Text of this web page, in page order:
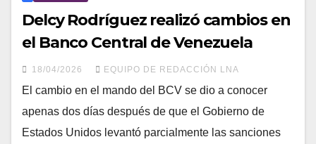
Delcy Rodríguez realizó cambios en
el Banco Central de Venezuela
18/04/2026 EQUIPO DE REDACCIÓN LNA
El cambio en el mando del BCV se dio a conocer
apenas dos días después de que el Gobierno de
Estados Unidos levantó parcialmente las sanciones